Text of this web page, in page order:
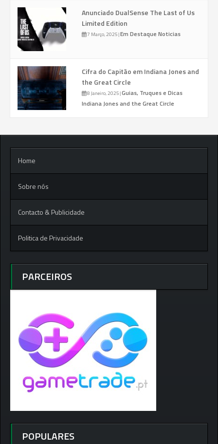
Anunciado DualSense The Last of Us
Limited Edition
7 Março, 2025|Em Destaque Noticias
Cifra do Capitão em Indiana Jones and
the Great Circle
8 Janeiro, 2025|Guias, Truques e Dicas
Indiana Jones and the Great Circle
Home
Sobre nós
Contacto & Publicidade
Politica de Privacidade
PARCEIROS
POPULARES